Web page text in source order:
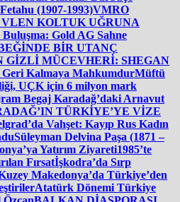
(1907-1993)VMRO
KOLTUK UĞRUNA
Gold AG Sahne
BİR UTANÇ
GİZLİ MÜCEVHERİ: SHEGAN
Kalmaya MahkumdurMüftü
UÇK için 6 milyon mark
Begaj Karadağ’daki Arnavut
TÜRKİYE’YE VİZE
Vahşet: Kayıp Rus Kadın
Süleyman Delvina Paşa (1871 –
Yatırım Ziyareti1985’te
Fırsatİşkodra’da Sırp
Makedonya’da Türkiye’den
Atatürk Dönemi Türkiye